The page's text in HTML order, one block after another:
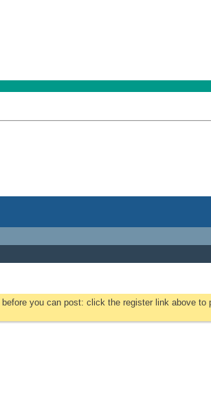
before you can post: click the register link above